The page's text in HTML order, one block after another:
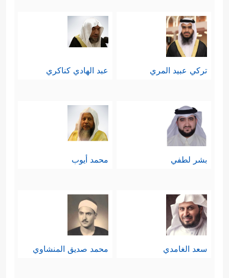
تركي عبيد المري عبد الهادي كناكري
بشر لطفي محمد أيوب
سعد الغامدي محمد صديق المنشاوي